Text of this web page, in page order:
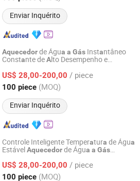
Enviar Inquérito
Aquecedorde Água a Gás Instantâneo
Constante deAlto Desempenho e
US$ 28,00-200,00 / piece
100 piece (MOQ)
Enviar Inquérito
Co., Ltd.
Desde 2025
Controle Inteligente Temperatura de Água
EstávelAquecedorde Água a Gás
US$ 28,00-200,00 / piece
100 piece (MOQ)
Co., Ltd.
Desde 2025